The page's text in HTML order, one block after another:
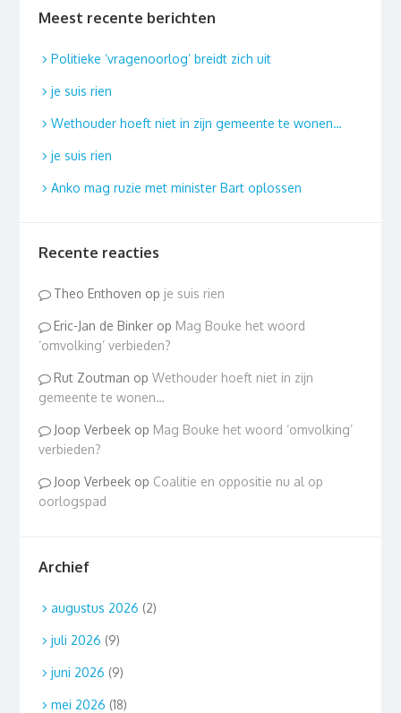
Meest recente berichten
Politieke ‘vragenoorlog’ breidt zich uit
je suis rien
Wethouder hoeft niet in zijn gemeente te wonen…
je suis rien
Anko mag ruzie met minister Bart oplossen
Recente reacties
Theo Enthoven op je suis rien
Eric-Jan de Binker op Mag Bouke het woord
‘omvolking’ verbieden?
Rut Zoutman opWethouder hoeft niet in zijn
gemeente te wonen…
Joop Verbeek op Mag Bouke het woord ‘omvolking’
verbieden?
Joop Verbeek op Coalitie en oppositie nu al op
oorlogspad
Archief
augustus 2026 (2)
juli 2026 (9)
juni 2026 (9)
mei 2026 (18)